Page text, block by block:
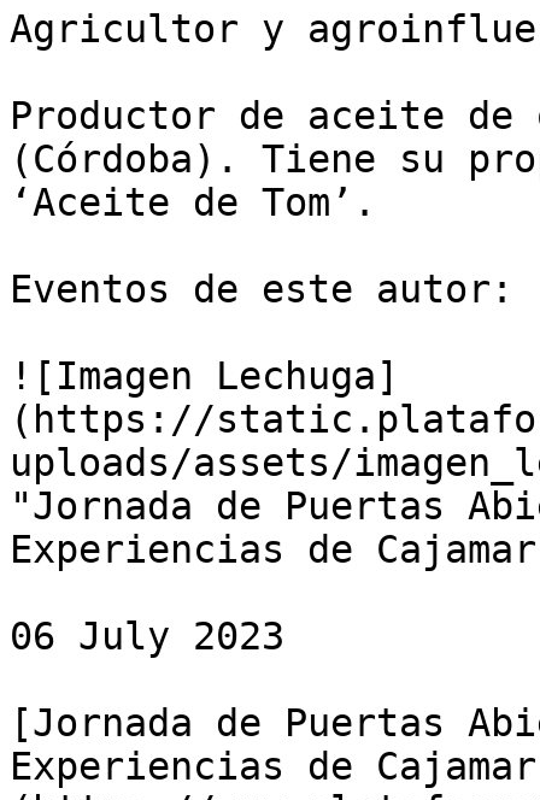
Agricultor y
Productor de aceite
(Córdoba). Tiene su
‘Aceite de Tom’.
Eventos de este autor:
![Imagen Lechuga]
(https://
uploads/assets/
"Jornada de Puertas
Experiencias de
06 July 2023
[Jornada de Puertas
Experiencias de